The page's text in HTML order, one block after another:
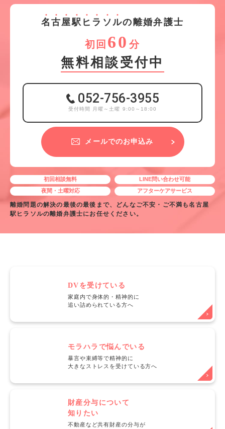
名 古屋駅 ヒ ラ ソルの離婚弁護士
初回 60 分
無料相談受付中
052-756-3955
受付時間 月曜～土曜 9:00～18:00
メールでのお申込み
初回相談無料
LINE問い合わせ可能
夜間・土曜対応
アフターケアサービス
離婚問題の解決の最後の最後まで、どんなご不安・ご不満も名古屋
駅ヒラソルの離婚弁護士にお任せください。
DVを受けている
家庭内で身体的・精神的に
追い詰められている方へ
モラハラで悩んでいる
暴言や束縛等で精神的に
大きなストレスを受けている方へ
財産分与について
知りたい
不動産など共有財産の分与が